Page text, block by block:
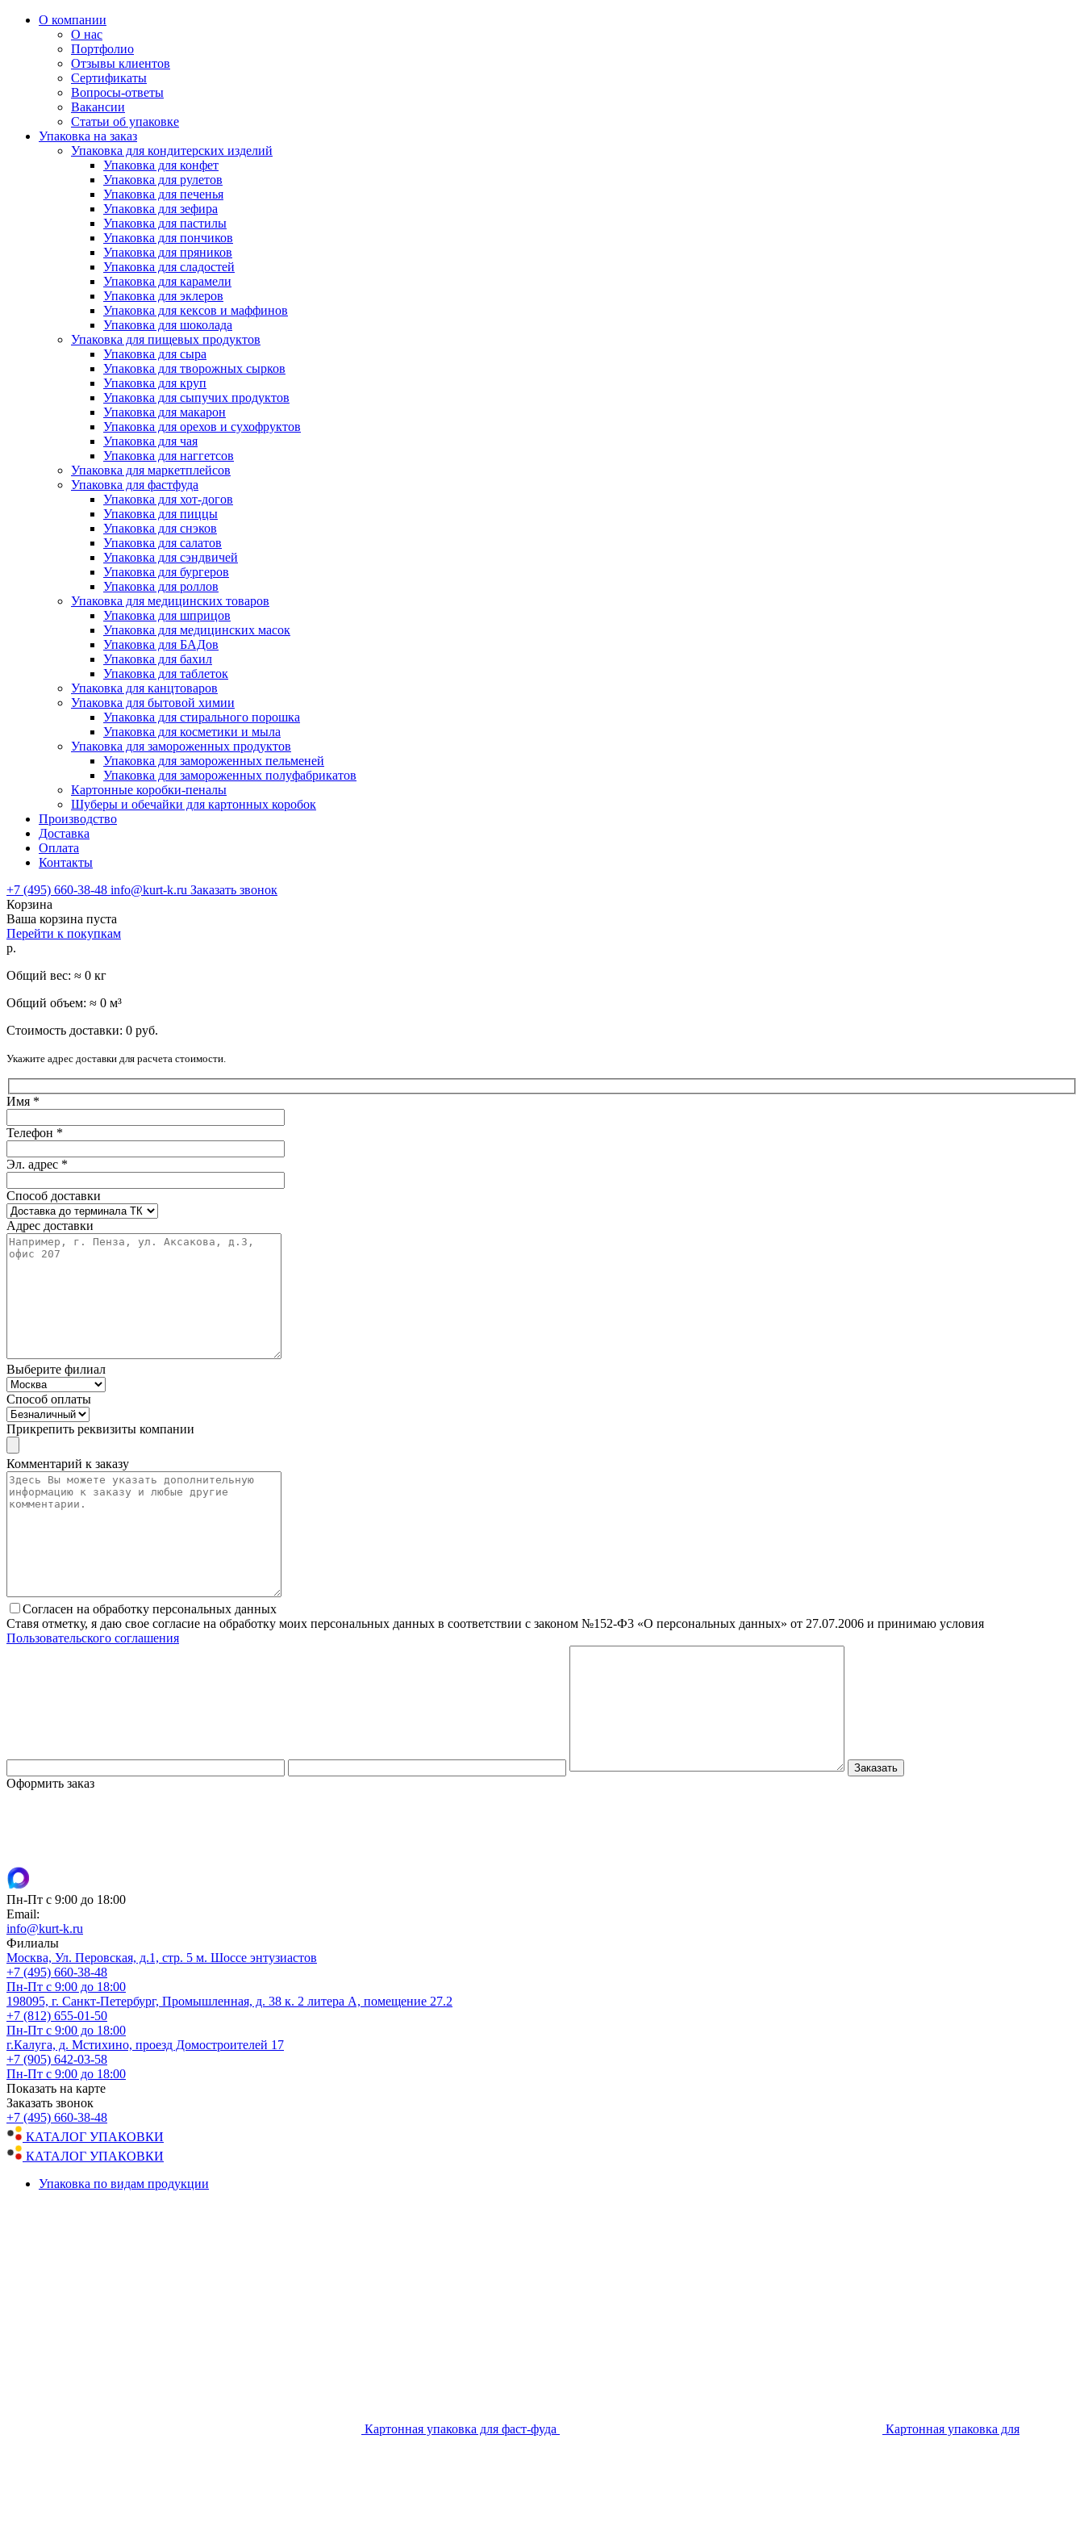
О компании
О нас
Портфолио
Отзывы клиентов
Сертификаты
Вопросы-ответы
Вакансии
Статьи об упаковке
Упаковка на заказ
Упаковка для кондитерских изделий
Упаковка для конфет
Упаковка для рулетов
Упаковка для печенья
Упаковка для зефира
Упаковка для пастилы
Упаковка для пончиков
Упаковка для пряников
Упаковка для сладостей
Упаковка для карамели
Упаковка для эклеров
Упаковка для кексов и маффинов
Упаковка для шоколада
Упаковка для пищевых продуктов
Упаковка для сыра
Упаковка для творожных сырков
Упаковка для круп
Упаковка для сыпучих продуктов
Упаковка для макарон
Упаковка для орехов и сухофруктов
Упаковка для чая
Упаковка для наггетсов
Упаковка для маркетплейсов
Упаковка для фастфуда
Упаковка для хот-догов
Упаковка для пиццы
Упаковка для снэков
Упаковка для салатов
Упаковка для сэндвичей
Упаковка для бургеров
Упаковка для роллов
Упаковка для медицинских товаров
Упаковка для шприцов
Упаковка для медицинских масок
Упаковка для БАДов
Упаковка для бахил
Упаковка для таблеток
Упаковка для канцтоваров
Упаковка для бытовой химии
Упаковка для стирального порошка
Упаковка для косметики и мыла
Упаковка для замороженных продуктов
Упаковка для замороженных пельменей
Упаковка для замороженных полуфабрикатов
Картонные коробки-пеналы
Шуберы и обечайки для картонных коробок
Производство
Доставка
Оплата
Контакты
+7 (495) 660-38-48 info@kurt-k.ru Заказать звонок
Корзина
Ваша корзина пуста
Перейти к покупкам
р.
Общий вес: ≈ 0 кг
Общий объем: ≈ 0 м³
Стоимость доставки: 0 руб.
Укажите адрес доставки для расчета стоимости.
Имя *
Телефон *
Эл. адрес *
Способ доставки
Адрес доставки
Выберите филиал
Способ оплаты
Прикрепить реквизиты компании
Комментарий к заказу
Согласен на обработку персональных данных
Ставя отметку, я даю свое согласие на обработку моих персональных данных в соответствии с законом №152-Ф3 «О персональных данных» от 27.07.2006 и принимаю условия
Пользовательского соглашения
Оформить заказ
Пн-Пт с 9:00 до 18:00
Email:
info@kurt-k.ru
Филиалы
Москва, Ул. Перовская, д.1, стр. 5 м. Шоссе энтузиастов
+7 (495) 660-38-48
Пн-Пт с 9:00 до 18:00
198095, г. Санкт-Петербург, Промышленная, д. 38 к. 2 литера А, помещение 27.2
+7 (812) 655-01-50
Пн-Пт с 9:00 до 18:00
г.Калуга, д. Мстихино, проезд Домостроителей 17
+7 (905) 642-03-58
Пн-Пт с 9:00 до 18:00
Показать на карте
Заказать звонок
+7 (495) 660-38-48
КАТАЛОГ УПАКОВКИ
КАТАЛОГ УПАКОВКИ
Упаковка по видам продукции
Картонная упаковка для фаст-фуда Картонная упаковка для